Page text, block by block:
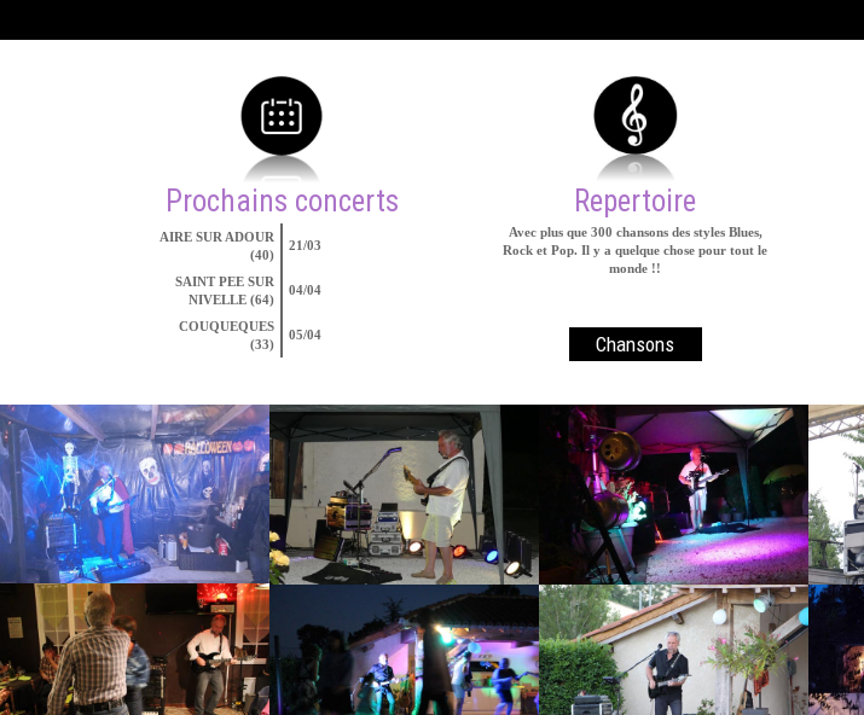
Prochains concerts
AIRE SUR ADOUR
(40)
21/03
SAINT PEE SUR
NIVELLE (64)
04/04
COUQUEQUES
(33)
05/04
Repertoire
Avec plus que 300 chansons des styles Blues,
Rock et Pop. Il y a quelque chose pour tout le
monde !!
Chansons